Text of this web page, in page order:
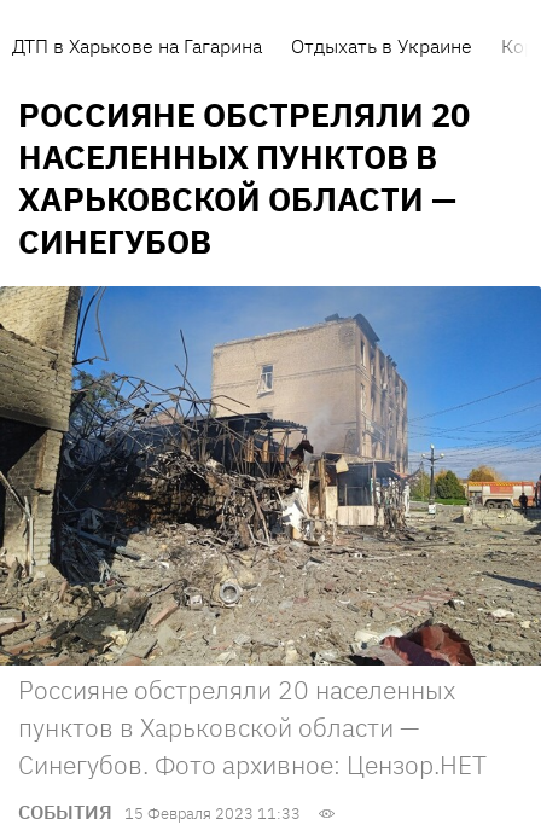
ДТП в Харькове на Гагарина Отдыхать в Украине
РОССИЯНЕ ОБСТРЕЛЯЛИ 20
НАСЕЛЕННЫХ ПУНКТОВ В
ХАРЬКОВСКОЙ ОБЛАСТИ —
СИНЕГУБОВ
Россияне обстреляли 20 населенных
пунктов в Харьковской области —
Синегубов. Фото архивное: Цензор.НЕТ
СОБЫТИЯ 15 Февраля 2023 11:33